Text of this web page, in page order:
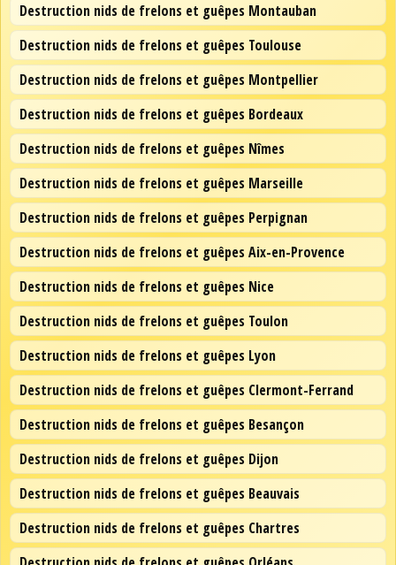
Destruction nids de frelons et guêpes Montauban
Destruction nids de frelons et guêpes Toulouse
Destruction nids de frelons et guêpes Montpellier
Destruction nids de frelons et guêpes Bordeaux
Destruction nids de frelons et guêpes Nîmes
Destruction nids de frelons et guêpes Marseille
Destruction nids de frelons et guêpes Perpignan
Destruction nids de frelons et guêpes Aix-en-Provence
Destruction nids de frelons et guêpes Nice
Destruction nids de frelons et guêpes Toulon
Destruction nids de frelons et guêpes Lyon
Destruction nids de frelons et guêpes Clermont-Ferrand
Destruction nids de frelons et guêpes Besançon
Destruction nids de frelons et guêpes Dijon
Destruction nids de frelons et guêpes Beauvais
Destruction nids de frelons et guêpes Chartres